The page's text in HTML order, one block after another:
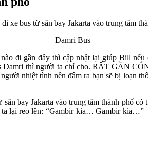
Damri Bus
đi gần đây thì cập nhật lại giúp Bill
Damri thì người ta chỉ cho. RẤT GẦN
nhiệt tình nên đâm ra bạn sẽ bị loạn
bay Jakarta vào trung tâm thành phố
lại reo lên: “Gambir kìa… Gambir